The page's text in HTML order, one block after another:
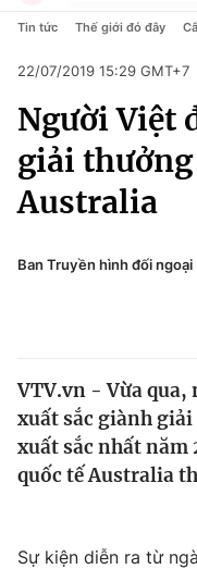
Chuyên mục
Chính trị
Xã hội
Pháp luật
Thế giới
Tin tức
Thế giới đó đây
Kinh tế
Thị trường
Chính trị
Pháp luật
Kinh tế
Thể thao
Truyền hình
Văn hóa - Giải trí
Công nghệ
Tin tức Thế giới đó đây
22/07/2019 15:29 GMT+7
Người Việt
giải
Australia
Ban Truyền hình đối ngoại
VTV.vn - Vừa qua,
xuất sắc giành
xuất sắc nhất
quốc tế Australia
Sự kiện diễn ra từ